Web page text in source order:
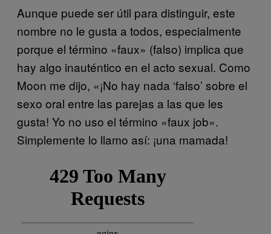
Aunque puede ser útil para distinguir, este
nombre no le gusta a todos, especialmente
porque el término «faux» (falso) implica que
hay algo inauténtico en el acto sexual. Como
Moon me dijo, «¡No hay nada ‘falso’ sobre el
sexo oral entre las parejas a las que les
gusta! Yo no uso el término «faux job».
Simplemente lo llamo así: ¡una mamada!